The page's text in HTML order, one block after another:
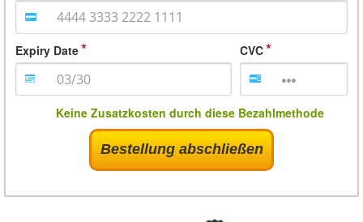
Expiry Date CVC
Keine Zusatzkosten durch diese Bezahlmethode
Bestellung abschließen